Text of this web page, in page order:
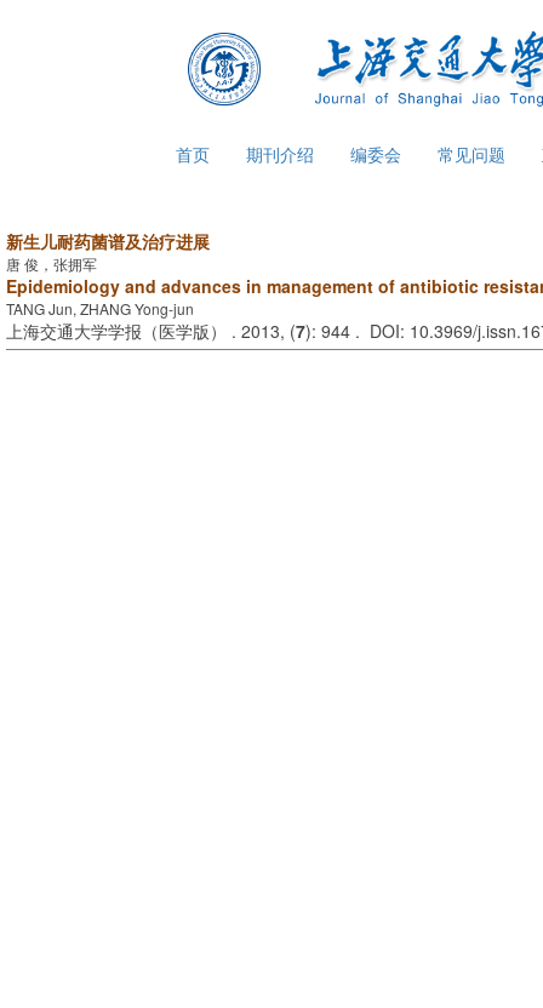
首页 期刊介绍 编委会 常见问题
新生儿耐药菌谱及治疗进展
唐 俊，张拥军
Epidemiology and advances in management of antibiotic
TANG Jun, ZHANG Yong-jun
上海交通大学学报（医学版） . 2013, (7): 944 . DOI: 10.3969/